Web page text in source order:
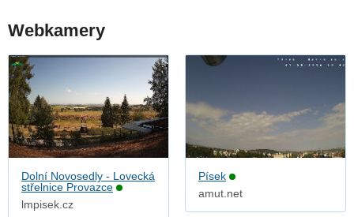
Webkamery
Dolní Novosedly - Lovecká
střelnice Provazce
lmpisek.cz
Písek
amut.net